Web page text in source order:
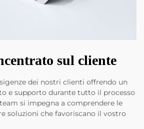
sul cliente
dei nostri clienti offrendo un
e supporto durante tutto il processo
si impegna a comprendere le
soluzioni che favoriscano il vostro